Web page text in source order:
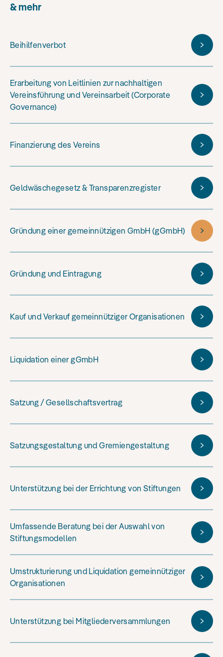
& mehr
Beihilfenverbot
Erarbeitung von Leitlinien zur nachhaltigen
Vereinsführung und Vereinsarbeit (Corporate
Governance)
Finanzierung des Vereins
Geldwäschegesetz & Transparenzregister
Gründung einer gemeinnützigen GmbH (gGmbH)
Gründung und Eintragung
Kauf und Verkauf gemeinnütziger Organisationen
Liquidation einer gGmbH
Satzung / Gesellschaftsvertrag
Satzungsgestaltung und Gremiengestaltung
Unterstützung bei der Errichtung von Stiftungen
Umfassende Beratung bei der Auswahl von
Stiftungsmodellen
Umstrukturierung und Liquidation gemeinnütziger
Organisationen
Unterstützung bei Mitgliederversammlungen